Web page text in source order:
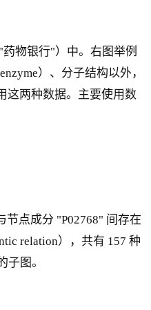
物银行"）中。右图举例
）、分子结构以外，
这两种数据。主要使用数
点成分 "P02768" 间存在
relation），共有 157 种
图。